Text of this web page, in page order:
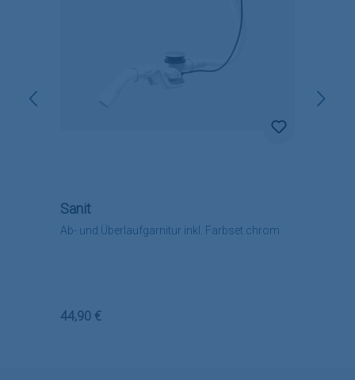
Ab- und Überlaufgarnitur inkl. Farbset chrom
Sanit
Regulärer Preis:
44,90 €